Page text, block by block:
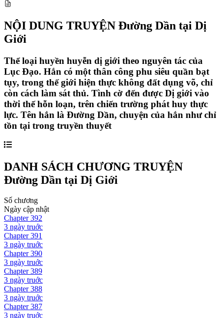
NỘI DUNG TRUYỆN Đường Dần tại Dị
Giới
Thể loại huyền huyễn dị giới theo nguyên tác của
Lục Đạo. Hắn có một thân công phu siêu quần bạt
tụy, trong thế giới hiện thực không đất dụng võ, chỉ
còn cách làm sát thủ. Tình cờ đến được Dị giới vào
thời thế hỗn loạn, trên chiến trường phát huy thực
lực. Tên hắn là Đường Dần, chuyện của hắn như chỉ
tồn tại trong truyền thuyết
DANH SÁCH CHƯƠNG TRUYỆN
Đường Dần tại Dị Giới
Số chương
Ngày cập nhật
Chapter392
3 ngày truớc
Chapter391
3 ngày truớc
Chapter390
3 ngày truớc
Chapter389
3 ngày truớc
Chapter388
3 ngày truớc
Chapter387
3 ngày truớc